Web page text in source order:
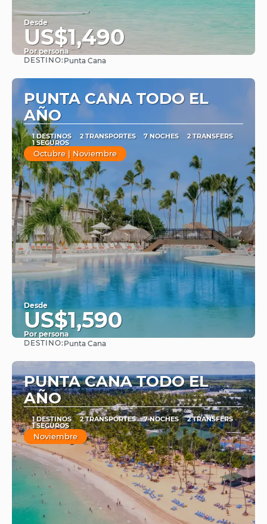
Desde
US$1,490
Por persona
DESTINO: Punta Cana
PUNTA CANA TODO EL
AÑO
1 DESTINOS 2 TRANSPORTES 7 NOCHES 2 TRANSFERS
1 SEGUROS
Octubre | Noviembre
Desde
US$1,590
Por persona
DESTINO: Punta Cana
PUNTA CANA TODO EL
AÑO
1 DESTINOS 2 TRANSPORTES 7 NOCHES 2 TRANSFERS
1 SEGUROS
Noviembre